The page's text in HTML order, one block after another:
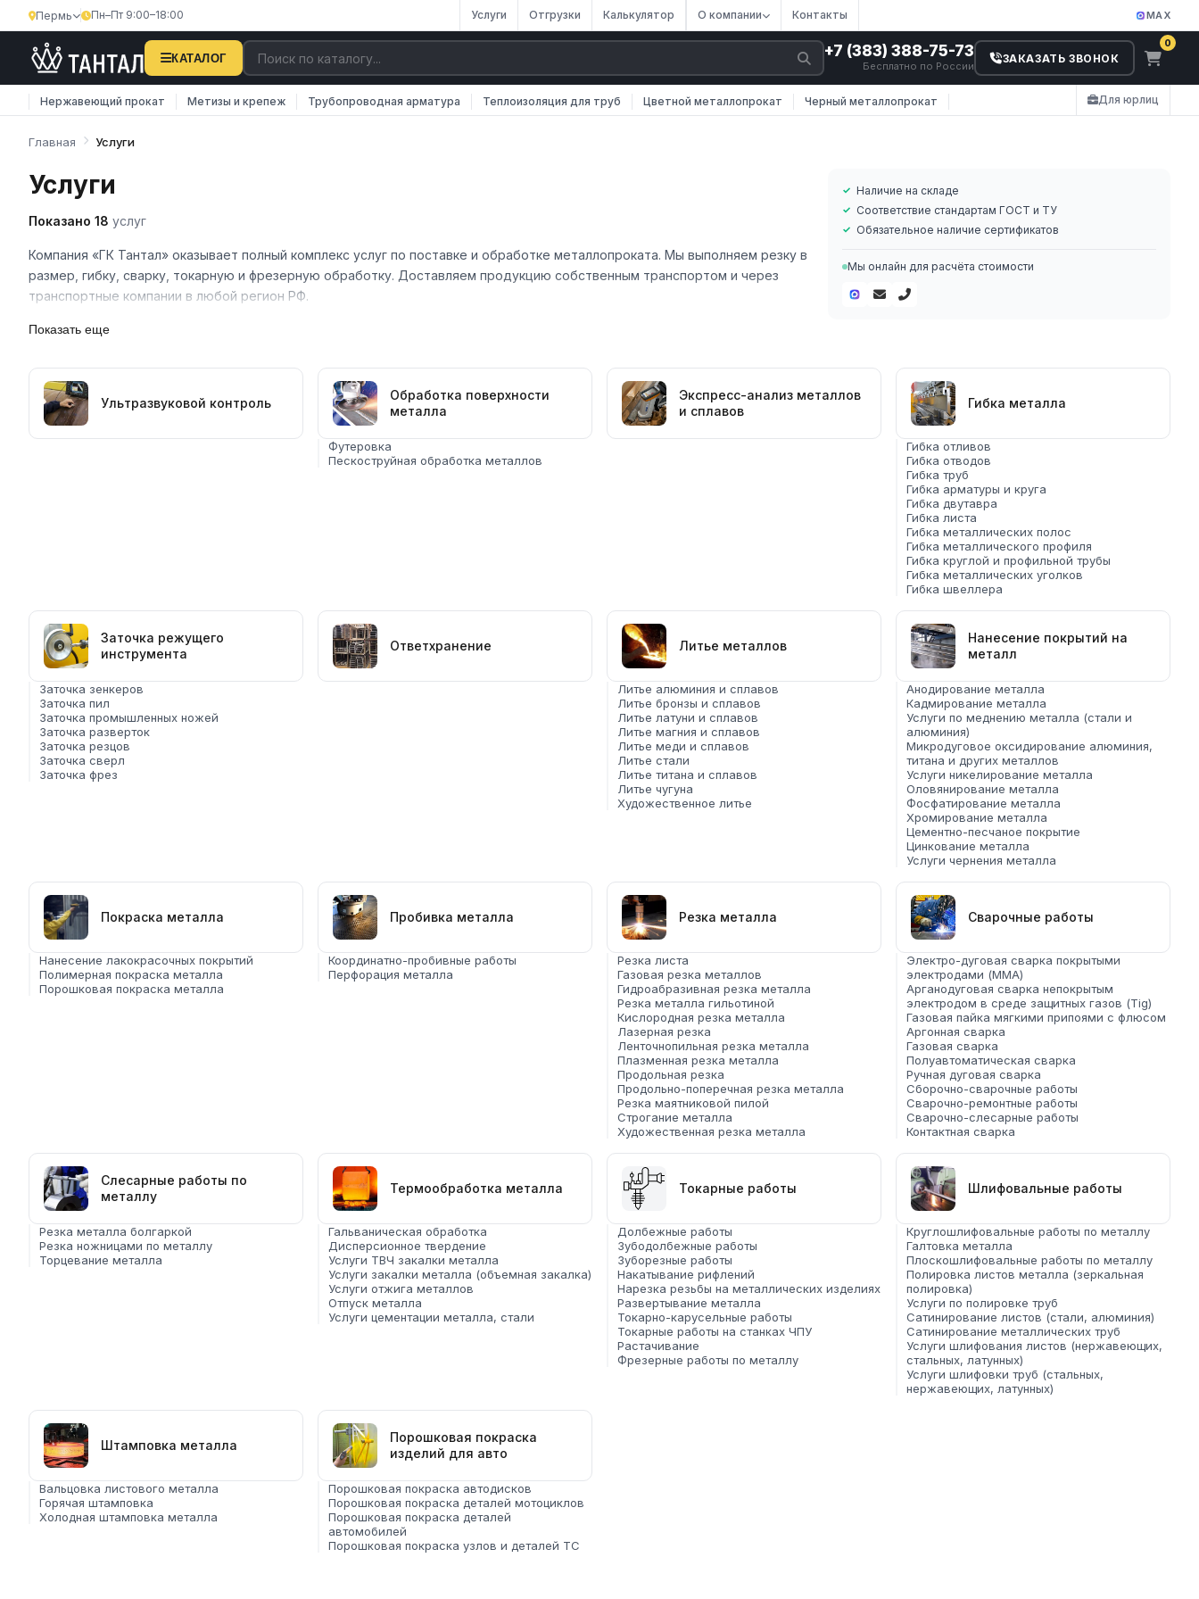
Пермь Пн–Пт 9:00–18:00 Услуги Отгрузки Калькулятор О компании Контакты MAX
КАТАЛОГ +7 (383) 388-75-73
Бесплатно по России
ЗАКАЗАТЬ ЗВОНОК
0
Нержавеющий прокат Метизы и крепеж Трубопроводная арматура Теплоизоляция для труб Цветной металлопрокат Черный металлопрокат Для юрлиц
Главная Услуги
Услуги
Показано 18 услуг
Компания «ГК Тантал» оказывает полный комплекс услуг по поставке и обработке металлопроката. Мы выполняем резку в
размер, гибку, сварку, токарную и фрезерную обработку. Доставляем продукцию собственным транспортом и через
транспортные компании в любой регион РФ.
Основные услуги
Гибка листового и профильного металла
Изготовление деталей по чертежам заказчика
Комплектация строительных объектов
Гибкая система скидок для оптовых покупателей
Как заказать услугу
Для расчёта стоимости свяжитесь с нашими менеджерами по телефону или через форму обратной связи на сайте. Мы
подберём оптимальный вариант под ваши требования.
Показать еще
Наличие на складе
Соответствие стандартам ГОСТ и ТУ
Обязательное наличие сертификатов
Мы онлайн для расчёта стоимости
Ультразвуковой контроль
Обработка поверхности
металла
Футеровка
Пескоструйная обработка металлов
Экспресс-анализ металлов
и сплавов
Гибка металла
Гибка отливов
Гибка отводов
Гибка труб
Гибка арматуры и круга
Гибка двутавра
Гибка листа
Гибка металлических полос
Гибка металлического профиля
Гибка круглой и профильной трубы
Гибка металлических уголков
Гибка швеллера
Заточка режущего
инструмента
Заточка зенкеров
Заточка пил
Заточка промышленных ножей
Заточка разверток
Заточка резцов
Заточка сверл
Заточка фрез
Ответхранение Литье металлов
Литье алюминия и сплавов
Литье бронзы и сплавов
Литье латуни и сплавов
Литье магния и сплавов
Литье меди и сплавов
Литье стали
Литье титана и сплавов
Литье чугуна
Художественное литье
Нанесение покрытий на
металл
Анодирование металла
Кадмирование металла
Услуги по меднению металла (стали и
алюминия)
Микродуговое оксидирование алюминия,
титана и других металлов
Услуги никелирование металла
Оловянирование металла
Фосфатирование металла
Хромирование металла
Цементно-песчаное покрытие
Цинкование металла
Услуги чернения металла
Покраска металла
Нанесение лакокрасочных покрытий
Полимерная покраска металла
Порошковая покраска металла
Пробивка металла
Координатно-пробивные работы
Перфорация металла
Резка металла
Резка листа
Газовая резка металлов
Гидроабразивная резка металла
Резка металла гильотиной
Кислородная резка металла
Лазерная резка
Ленточнопильная резка металла
Плазменная резка металла
Продольная резка
Продольно-поперечная резка металла
Резка маятниковой пилой
Строгание металла
Художественная резка металла
Сварочные работы
Электро-дуговая сварка покрытыми
электродами (ММА)
Арганодуговая сварка непокрытым
электродом в среде защитных газов (Tig)
Газовая пайка мягкими припоями с флюсом
Аргонная сварка
Газовая сварка
Полуавтоматическая сварка
Ручная дуговая сварка
Сборочно-сварочные работы
Сварочно-ремонтные работы
Сварочно-слесарные работы
Контактная сварка
Слесарные работы по
металлу
Резка металла болгаркой
Резка ножницами по металлу
Торцевание металла
Термообработка металла
Гальваническая обработка
Дисперсионное твердение
Услуги ТВЧ закалки металла
Услуги закалки металла (объемная закалка)
Услуги отжига металлов
Отпуск металла
Услуги цементации металла, стали
Токарные работы
Долбежные работы
Зубодолбежные работы
Зуборезные работы
Накатывание рифлений
Нарезка резьбы на металлических изделиях
Развертывание металла
Токарно-карусельные работы
Токарные работы на станках ЧПУ
Растачивание
Фрезерные работы по металлу
Шлифовальные работы
Круглошлифовальные работы по металлу
Галтовка металла
Плоскошлифовальные работы по металлу
Полировка листов металла (зеркальная
полировка)
Услуги по полировке труб
Сатинирование листов (стали, алюминия)
Сатинирование металлических труб
Услуги шлифования листов (нержавеющих,
стальных, латунных)
Услуги шлифовки труб (стальных,
нержавеющих, латунных)
Штамповка металла
Вальцовка листового металла
Горячая штамповка
Холодная штамповка металла
Порошковая покраска
изделий для авто
Порошковая покраска автодисков
Порошковая покраска деталей мотоциклов
Порошковая покраска деталей
автомобилей
Порошковая покраска узлов и деталей ТС